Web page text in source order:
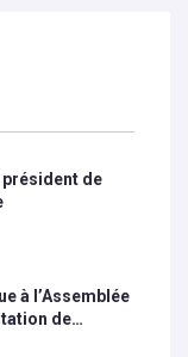
de
à l’Assemblée
de…